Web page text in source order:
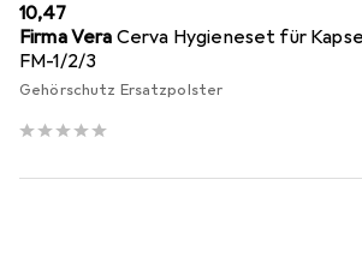
EUR
10,47
Firma Vera Cerva Hygieneset für
FM-1/2/3
Gehörschutz Ersatzpolster